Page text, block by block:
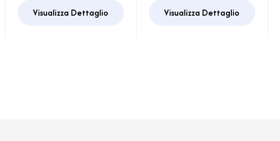
Visualizza Dettaglio
Visualizza Dettaglio